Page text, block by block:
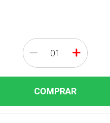
- +
COMPRAR